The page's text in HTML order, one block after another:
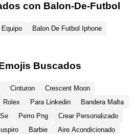
con Balon-De-Futbol
Equipo Balon De Futbol Iphone
Buscados
Cinturon
Crescent Moon
Rolex Para Linkedin
Bandera Malta
Perro Png
Crear Personalizado
Barbie
Aire Acondicionado